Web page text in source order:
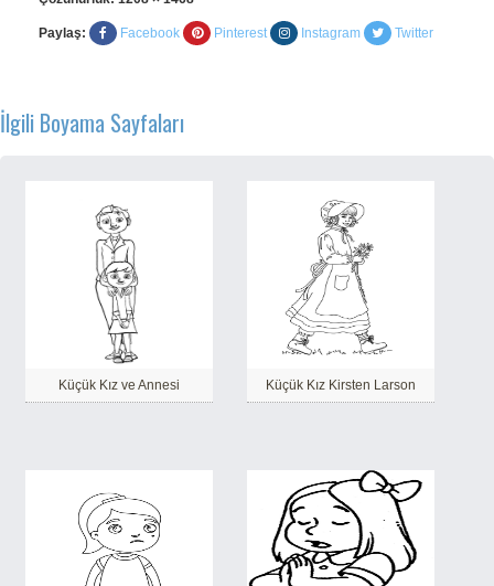
Paylaş: Facebook Pinterest Instagram Twitter
İlgili Boyama Sayfaları
Küçük Kız ve Annesi Küçük Kız Kirsten Larson